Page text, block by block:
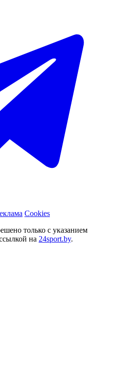
Cookies
только с указанием
на 24sport.by.